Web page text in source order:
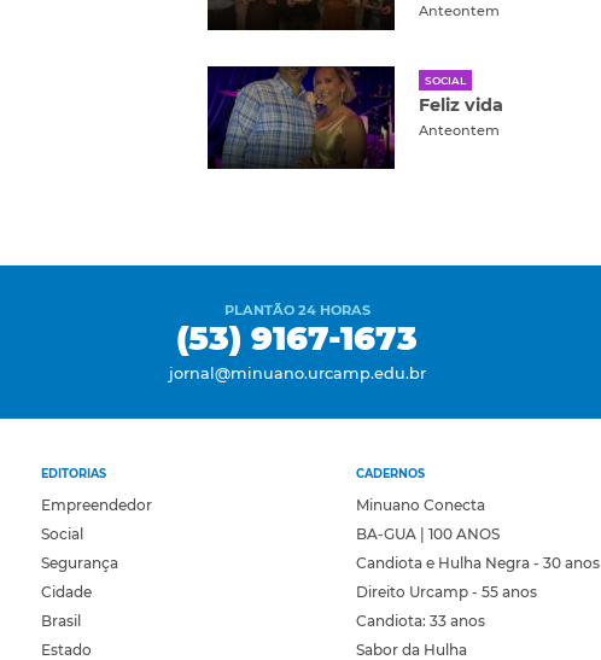
Anteontem
SOCIAL
Feliz vida
Anteontem
PLANTÃO 24 HORAS
(53) 9167-1673
jornal@minuano.urcamp.edu.br
EDITORIAS
Empreendedor
Social
Segurança
Cidade
Brasil
Estado
CADERNOS
Minuano Conecta
BA-GUA | 100 ANOS
Candiota e Hulha Negra - 30 anos
Direito Urcamp - 55 anos
Candiota: 33 anos
Sabor da Hulha